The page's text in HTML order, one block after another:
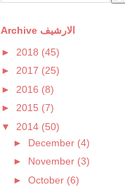
Archive الارشيف
► 2018 (45)
► 2017 (25)
► 2016 (8)
► 2015 (7)
▼ 2014 (50)
► December (4)
► November (3)
► October (6)